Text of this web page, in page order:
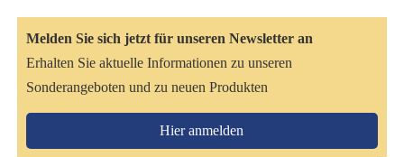
Melden Sie sich jetzt für unseren Newsletter an
Erhalten Sie aktuelle Informationen zu unseren
Sonderangeboten und zu neuen Produkten
Hier anmelden